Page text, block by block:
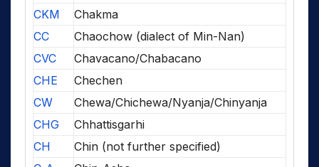
CKM
Chakma
CC
Chaochow (dialect of Min-Nan)
CVC
Chavacano/Chabacano
CHE
Chechen
CW
Chewa/Chichewa/Nyanja/Chinyanja
CHG
Chhattisgarhi
CH
Chin (not further specified)